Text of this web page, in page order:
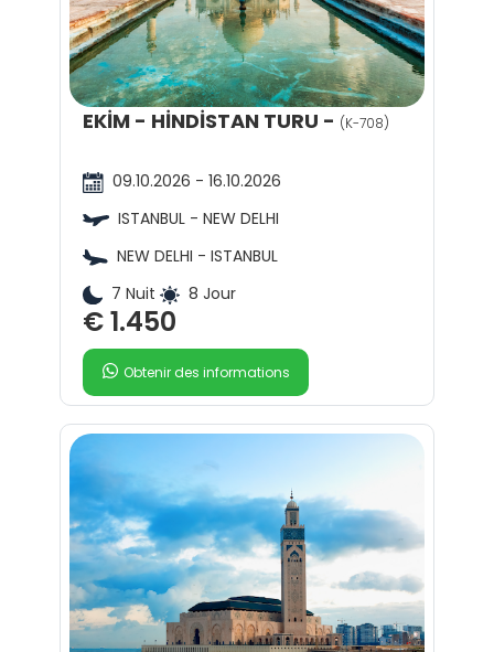
EKİM - HİNDİSTAN TURU - (K-708)
09.10.2026 - 16.10.2026
ISTANBUL - NEW DELHI
NEW DELHI - ISTANBUL
7 Nuit
8 Jour
€ 1.450
Obtenir des informations